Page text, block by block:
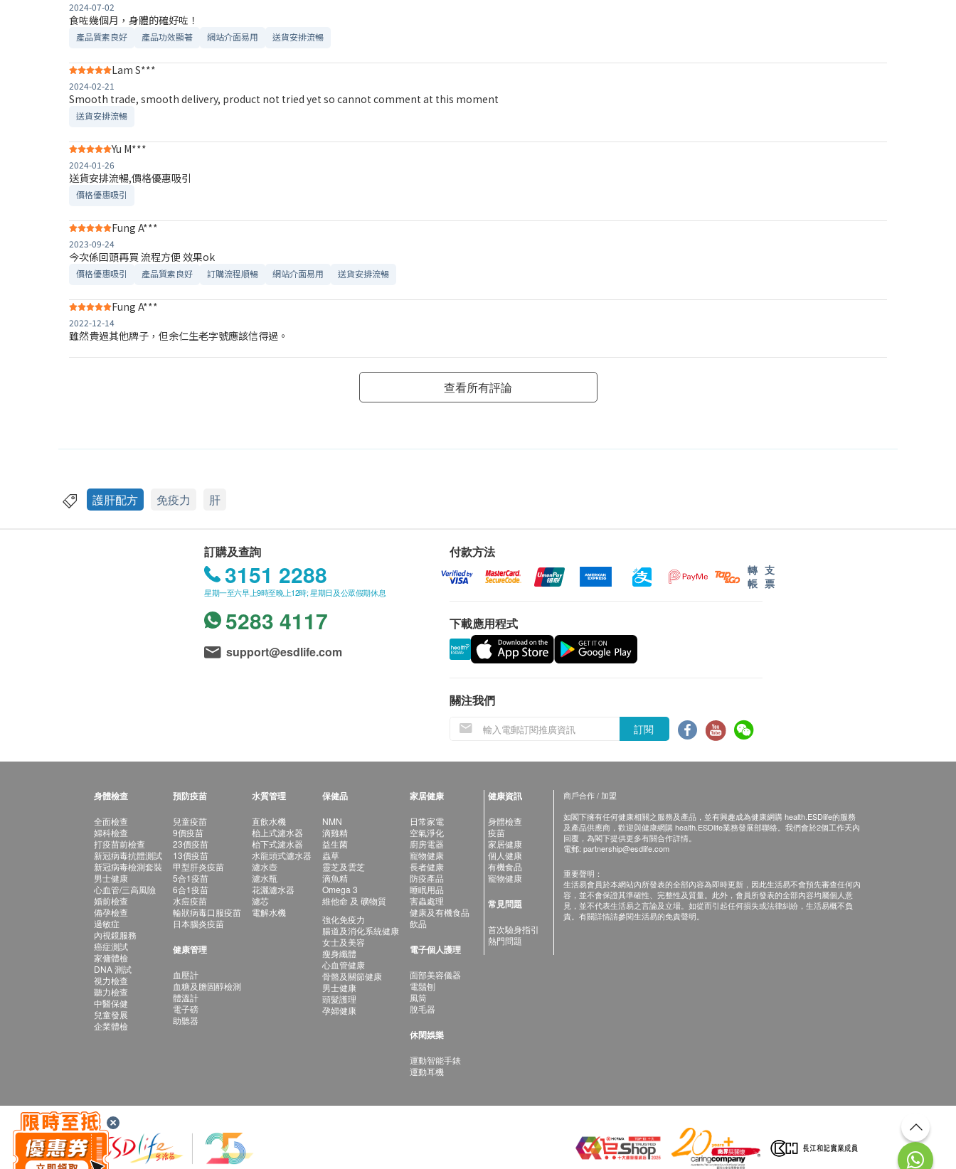
2024-07-02
食咗幾個月，身體的確好咗！
產品質素良好 產品功效顯著 網站介面易用 送貨安排流暢
Lam S***
2024-02-21
Smooth trade, smooth delivery, product not tried yet so cannot comment at this moment
送貨安排流暢
Yu M***
2024-01-26
送貨安排流暢,價格優惠吸引
價格優惠吸引
Fung A***
2023-09-24
今次係回頭再買 流程方便 效果ok
價格優惠吸引 產品質素良好 訂購流程順暢 網站介面易用 送貨安排流暢
Fung A***
2022-12-14
雖然貴過其他牌子，但余仁生老字號應該信得過。
查看所有評論
護肝配方 免疫力 肝
訂購及查詢
3151 2288
星期一至六早上9時至晚上12時; 星期日及公眾假期休息
5283 4117
support@esdlife.com
付款方法
轉
帳
支
票
下載應用程式
關注我們
訂閱
身體檢查
全面檢查
婦科檢查
打疫苗前檢查
新冠病毒抗體測試
新冠病毒檢測套裝
男士健康
心血管/三高風險
婚前檢查
備孕檢查
過敏症
內視鏡服務
癌症測試
家傭體檢
DNA 測試
視力檢查
聽力檢查
中醫保健
兒童發展
企業體檢
預防疫苗
兒童疫苗
9價疫苗
23價疫苗
13價疫苗
甲型肝炎疫苗
5合1疫苗
6合1疫苗
水痘疫苗
輪狀病毒口服疫苗
日本腦炎疫苗
健康管理
血壓計
血糖及膽固醇檢測
體溫計
電子磅
助聽器
水質管理
直飲水機
枱上式濾水器
枱下式濾水器
水龍頭式濾水器
濾水壺
濾水瓶
花灑濾水器
濾芯
電解水機
保健品
NMN
滴雞精
益生菌
蟲草
靈芝及雲芝
滴魚精
Omega 3
維他命 及 礦物質
強化免疫力
腸道及消化系統健康
女士及美容
瘦身纖體
心血管健康
骨骼及關節健康
男士健康
頭髮護理
孕婦健康
家居健康
日常家電
空氣淨化
廚房電器
寵物健康
長者健康
防疫產品
睡眠用品
害蟲處理
健康及有機食品
飲品
電子個人護理
面部美容儀器
電鬚刨
風筒
脫毛器
休閑娛樂
運動智能手錶
運動耳機
健康資訊
身體檢查
疫苗
家居健康
個人健康
有機食品
寵物健康
常見問題
首次驗身指引
熱門問題
商戶合作 / 加盟
如閣下擁有任何健康相關之服務及產品，並有興趣成為健康網購 health.ESDlife的服務
及產品供應商，歡迎與健康網購 health.ESDlife業務發展部聯絡。我們會於2個工作天內
回覆，為閣下提供更多有關合作詳情。
電郵: partnership@esdlife.com
重要聲明：
生活易會員於本網站內所發表的全部內容為即時更新，因此生活易不會預先審查任何內
容，並不會保證其準確性、完整性及質量。此外，會員所發表的全部內容均屬個人意
見，並不代表生活易之言論及立場。如從而引起任何損失或法律糾紛，生活易概不負
責。有關詳情請參閱生活易的免責聲明。